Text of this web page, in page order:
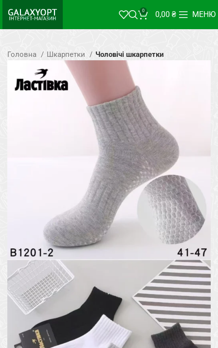
0 0,00 ₴ МЕНЮ
Головна Шкарпетки Чоловічі шкарпетки